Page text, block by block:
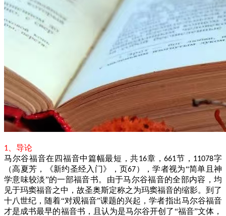
1 、导论
马尔谷福音在四福音中篇幅最短，共16章，661节， 11078字
（高夏芳，《新约圣经入门》，页67），学者视为“简单且神
学意味较淡”的一部福音书。由于马尔谷福音的全部内容，均
见于玛窦福音之中，故圣奥斯定称之为玛窦福音的缩影。到了
十八世纪，随着“对观福音”课题的兴起，学者指出马尔谷福音
才是成书最早的福音书，且认为是马尔谷开创了“福音”文体，